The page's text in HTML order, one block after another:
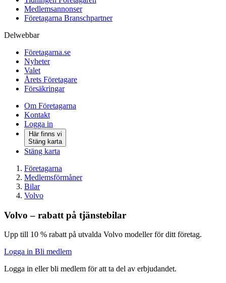
Medlemsannonser
Företagarna Branschpartner
Delwebbar
Företagarna.se
Nyheter
Valet
Årets Företagare
Försäkringar
Om Företagarna
Kontakt
Logga in
Här finns vi
Stäng karta
Stäng karta
Företagarna
Medlemsförmåner
Bilar
Volvo
Volvo – rabatt på tjänstebilar
Upp till 10 % rabatt på utvalda Volvo modeller för ditt företag.
Logga in Bli medlem
Logga in eller bli medlem för att ta del av erbjudandet.